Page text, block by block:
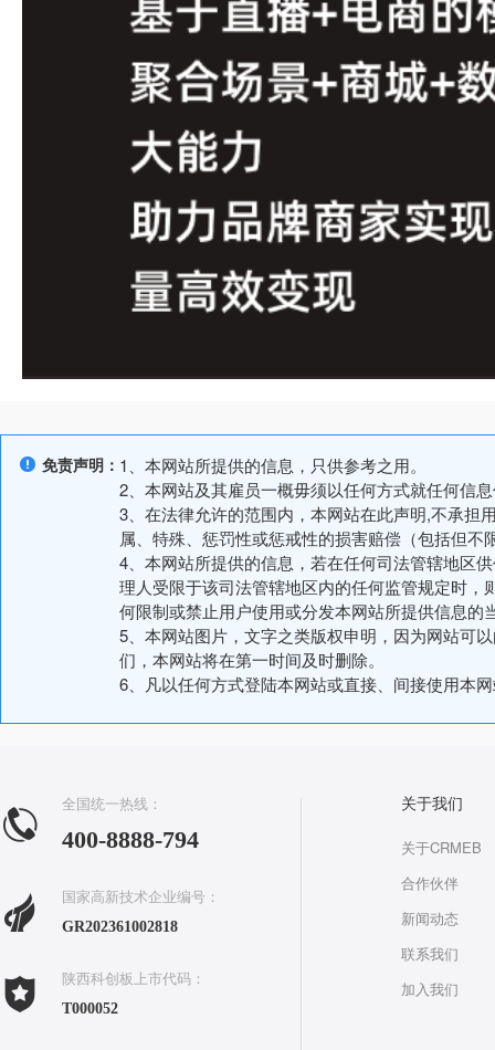
免责声明： 1、本网站所提供的信息，只供参考之用。
2、本网站及其雇员一概毋须以任何方式就任何信
3、在法律允许的范围内，本网站在此声明,不承担
属、特殊、惩罚性或惩戒性的损害赔偿（包括但
4、本网站所提供的信息，若在任何司法管辖地区
理人受限于该司法管辖地区内的任何监管规定时
何限制或禁止用户使用或分发本网站所提供信息的
5、本网站图片，文字之类版权申明，因为网站可
们，本网站将在第一时间及时删除。
6、凡以任何方式登陆本网站或直接、间接使用本
全国统一热线：
400-8888-794
国家高新技术企业编号：
GR202361002818
陕西科创板上市代码：
T000052
关于我们
关于CRMEB
合作伙伴
新闻动态
联系我们
加入我们